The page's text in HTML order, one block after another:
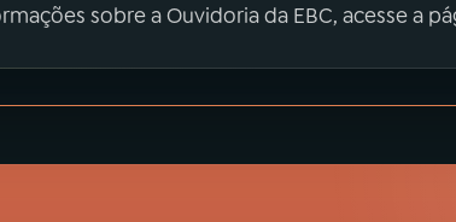
sobre a Ouvidoria da EBC, acesse a